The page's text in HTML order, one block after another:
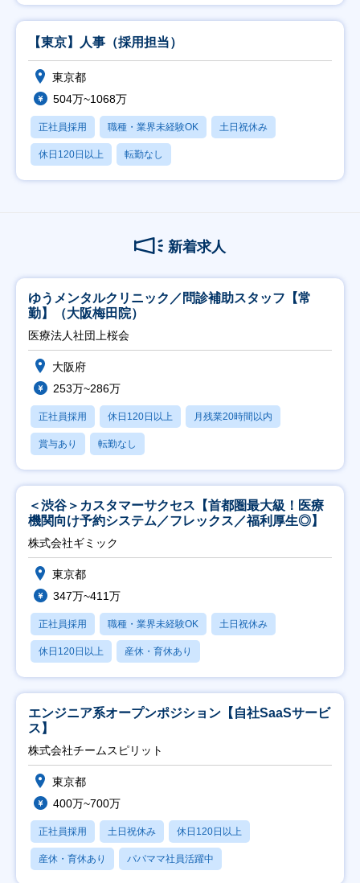
【東京】人事（採用担当）
東京都
504万~1068万
正社員採用 職種・業界未経験OK 土日祝休み
休日120日以上 転勤なし
新着求人
ゆうメンタルクリニック／問診補助スタッフ【常
勤】（大阪梅田院）
医療法人社団上桜会
大阪府
253万~286万
正社員採用 休日120日以上 月残業20時間以内
賞与あり 転勤なし
＜渋谷＞カスタマーサクセス【首都圏最大級！医療
機関向け予約システム／フレックス／福利厚生◎】
株式会社ギミック
東京都
347万~411万
正社員採用 職種・業界未経験OK 土日祝休み
休日120日以上 産休・育休あり
エンジニア系オープンポジション【自社SaaSサービ
ス】
株式会社チームスピリット
東京都
400万~700万
正社員採用 土日祝休み 休日120日以上
産休・育休あり パパママ社員活躍中